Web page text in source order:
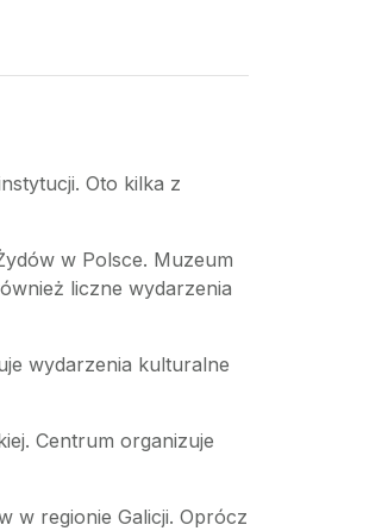
Oto kilka z
w Polsce. Muzeum
liczne wydarzenia
wydarzenia kulturalne
Centrum organizuje
w regionie Galicji. Oprócz